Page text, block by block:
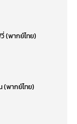
(พากย์ไทย)
(พากย์ไทย)